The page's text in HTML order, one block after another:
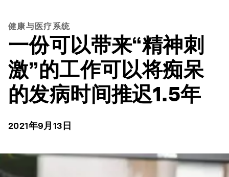
健康与医疗系统
一份可以带来“精神刺
激”的工作可以将痴呆
的发病时间推迟1.5年
2021年9月13日